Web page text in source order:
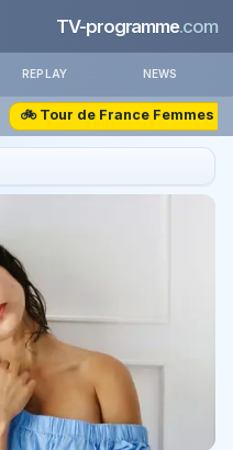
TV-programme.com
REPLAY NEWS
🚲 Tour de France Femmes